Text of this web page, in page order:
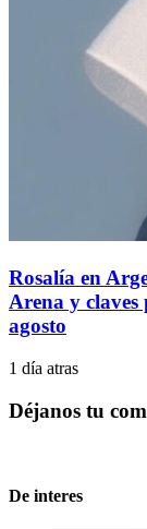
Rosalía en
Arena y claves
agosto
1 día atras
Déjanos tu
De interes